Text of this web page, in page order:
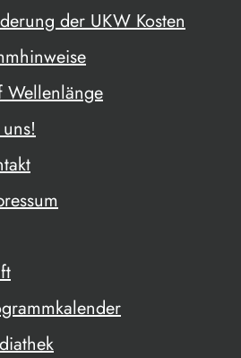
der UKW Kosten
Wellenlänge